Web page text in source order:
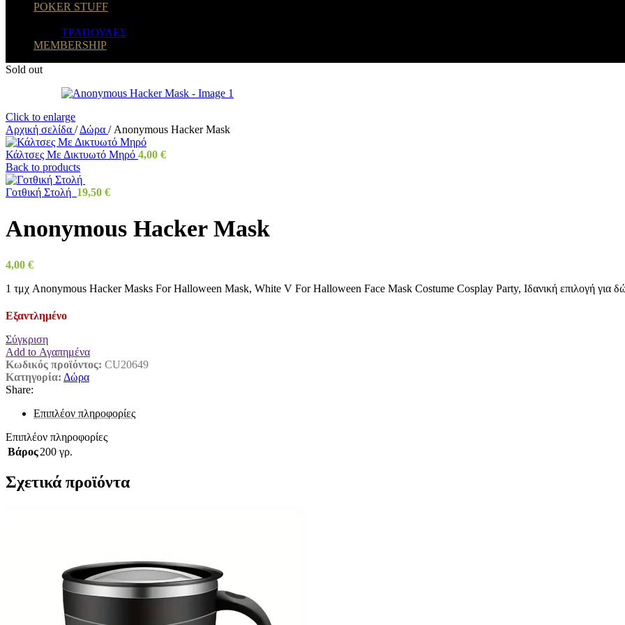
POKER STUFF
ΤΡΑΠΟΥΛΕΣ
MEMBERSHIP
Sold out
Click to enlarge
Αρχική σελίδα / Δώρα / Anonymous Hacker Mask
Κάλτσες Με Δικτυωτό Μηρό 4,00 €
Back to products
Γοτθική Στολή 19,50 €
Anonymous Hacker Mask
4,00 €
1 τμχ Anonymous Hacker Masks For Halloween Mask, White V For Halloween Face Mask Costume Cosplay Party, Ιδανική επιλογή για
Εξαντλημένο
Σύγκριση
Add to Αγαπημένα
Κωδικός προϊόντος: CU20649
Κατηγορία: Δώρα
Share:
Επιπλέον πληροφορίες
Επιπλέον πληροφορίες
Βάρος200 γρ.
Σχετικά προϊόντα